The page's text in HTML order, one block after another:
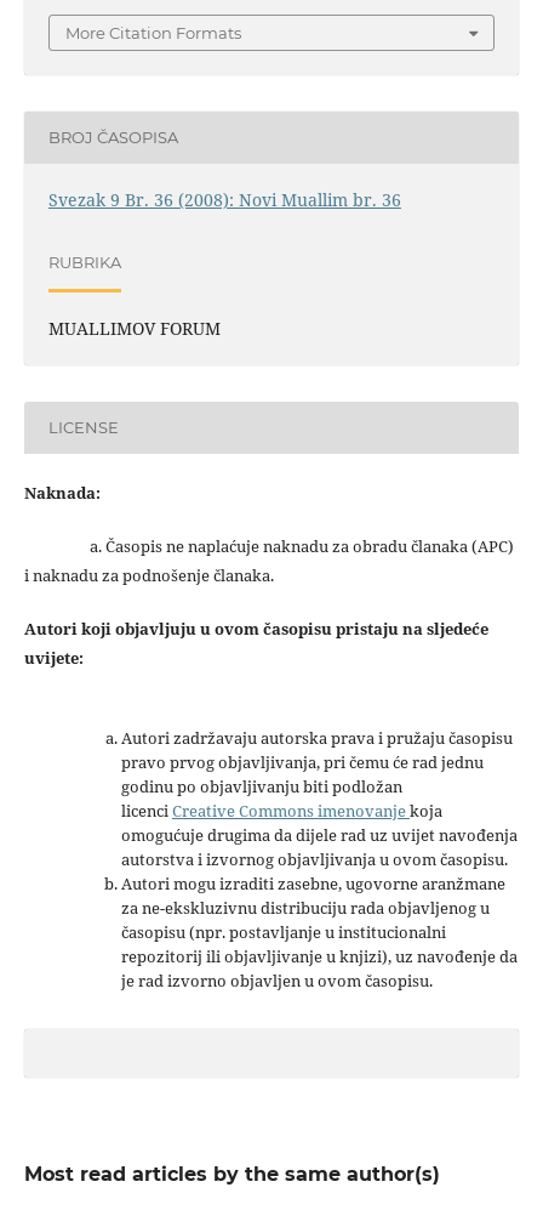
More Citation Formats
BROJ ČASOPISA
Svezak 9 Br. 36 (2008): Novi Muallim br. 36
RUBRIKA
MUALLIMOV FORUM
LICENSE
Naknada:
a. Časopis ne naplaćuje naknadu za obradu članaka (APC)
i naknadu za podnošenje članaka.
Autori koji objavljuju u ovom časopisu pristaju na sljedeće
uvijete:
Autori zadržavaju autorska prava i pružaju časopisu
pravo prvog objavljivanja, pri čemu će rad jednu
godinu po objavljivanju biti podložan
licenciCreative Commons imenovanjekoja
omogućuje drugima da dijele rad uz uvijet navođenja
autorstva i izvornog objavljivanja u ovom časopisu.
Autori mogu izraditi zasebne, ugovorne aranžmane
za ne-ekskluzivnu distribuciju rada objavljenog u
časopisu (npr. postavljanje u institucionalni
repozitorij ili objavljivanje u knjizi), uz navođenje da
je rad izvorno objavljen u ovom časopisu.
Most read articles by the same author(s)